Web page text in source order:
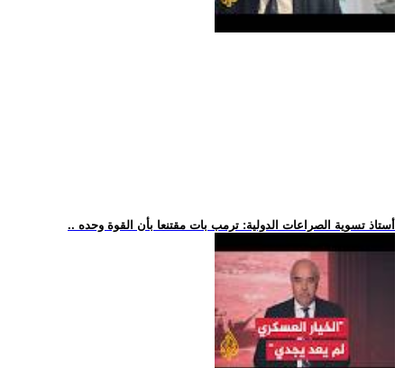
.. أستاذ تسوية الصراعات الدولية: ترمب بات مقتنعا بأن القوة وحده